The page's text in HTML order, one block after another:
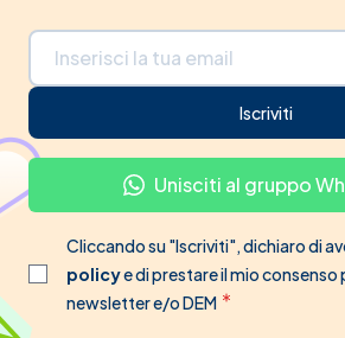
Indirizzo email
Iscriviti
Unisciti al gruppo
Cliccando su "Iscriviti", dichiaro di
policye di prestare il mio consenso
newsletter e/o DEM